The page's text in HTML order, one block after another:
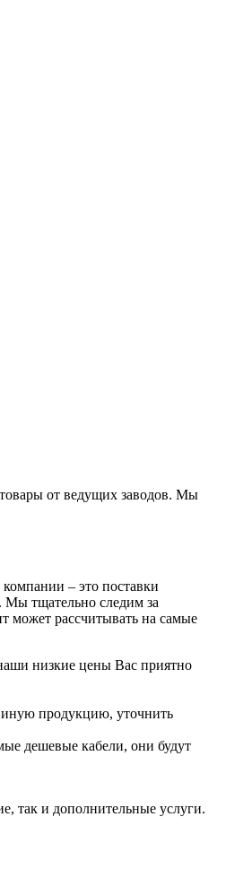
товары от ведущих заводов. Мы
– это поставки
Мы тщательно следим за
может рассчитывать на самые
низкие цены Вас приятно
иную продукцию, уточнить
дешевые кабели, они будут
так и дополнительные услуги.